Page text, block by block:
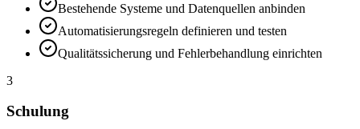
Bestehende Systeme und Datenquellen anbinden
Automatisierungsregeln definieren und testen
Qualitätssicherung und Fehlerbehandlung einrichten
3
Schulung